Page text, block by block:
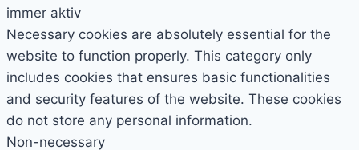
immer aktiv
Necessary cookies are absolutely essential for the
website to function properly. This category only
includes cookies that ensures basic functionalities
and security features of the website. These cookies
do not store any personal information.
Non-necessary